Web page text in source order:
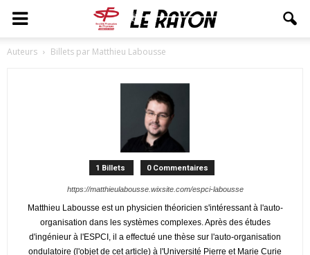
Auteurs Billets par Matthieu Labousse
1 Billets 0 Commentaires
https://matthieulabousse.wixsite.com/espci-labousse
Matthieu Labousse est un physicien théoricien s'intéressant à l'auto-
organisation dans les systèmes complexes. Après des études
d'ingénieur à l'ESPCI, il a effectué une thèse sur l'auto-organisation
ondulatoire (l'objet de cet article) à l'Université Pierre et Marie Curie